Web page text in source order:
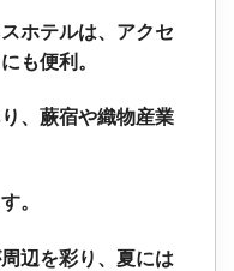
ホテルは、アクセ
も便利。
、蕨宿や織物産業
。
辺を彩り、夏には